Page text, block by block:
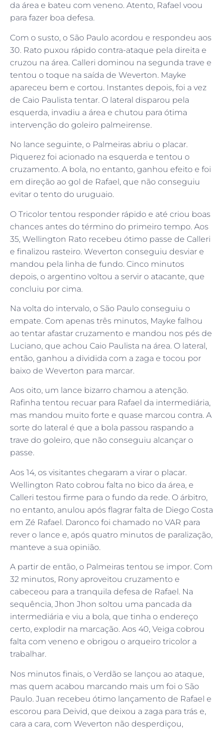
da área e bateu com veneno. Atento, Rafael voou
para fazer boa defesa.
Com o susto, o São Paulo acordou e respondeu aos
30. Rato puxou rápido contra-ataque pela direita e
cruzou na área. Calleri dominou na segunda trave e
tentou o toque na saída de Weverton. Mayke
apareceu bem e cortou. Instantes depois, foi a vez
de Caio Paulista tentar. O lateral disparou pela
esquerda, invadiu a área e chutou para ótima
intervenção do goleiro palmeirense.
No lance seguinte, o Palmeiras abriu o placar.
Piquerez foi acionado na esquerda e tentou o
cruzamento. A bola, no entanto, ganhou efeito e foi
em direção ao gol de Rafael, que não conseguiu
evitar o tento do uruguaio.
O Tricolor tentou responder rápido e até criou boas
chances antes do término do primeiro tempo. Aos
35, Wellington Rato recebeu ótimo passe de Calleri
e finalizou rasteiro. Weverton conseguiu desviar e
mandou pela linha de fundo. Cinco minutos
depois, o argentino voltou a servir o atacante, que
concluiu por cima.
Na volta do intervalo, o São Paulo conseguiu o
empate. Com apenas três minutos, Mayke falhou
ao tentar afastar cruzamento e mandou nos pés de
Luciano, que achou Caio Paulista na área. O lateral,
então, ganhou a dividida com a zaga e tocou por
baixo de Weverton para marcar.
Aos oito, um lance bizarro chamou a atenção.
Rafinha tentou recuar para Rafael da intermediária,
mas mandou muito forte e quase marcou contra. A
sorte do lateral é que a bola passou raspando a
trave do goleiro, que não conseguiu alcançar o
passe.
Aos 14, os visitantes chegaram a virar o placar.
Wellington Rato cobrou falta no bico da área, e
Calleri testou firme para o fundo da rede. O árbitro,
no entanto, anulou após flagrar falta de Diego Costa
em Zé Rafael. Daronco foi chamado no VAR para
rever o lance e, após quatro minutos de paralização,
manteve a sua opinião.
A partir de então, o Palmeiras tentou se impor. Com
32 minutos, Rony aproveitou cruzamento e
cabeceou para a tranquila defesa de Rafael. Na
sequência, Jhon Jhon soltou uma pancada da
intermediária e viu a bola, que tinha o endereço
certo, explodir na marcação. Aos 40, Veiga cobrou
falta com veneno e obrigou o arqueiro tricolor a
trabalhar.
Nos minutos finais, o Verdão se lançou ao ataque,
mas quem acabou marcando mais um foi o São
Paulo. Juan recebeu ótimo lançamento de Rafael e
escorou para Deivid, que deixou a zaga para trás e,
cara a cara, com Weverton não desperdiçou,